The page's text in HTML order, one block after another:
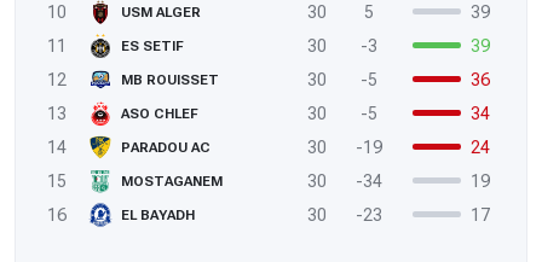
10
USM ALGER 30 5
39
11
ES SETIF 30 -3
39
12
MB ROUISSET 30 -5
36
13
ASO CHLEF 30 -5
34
14
PARADOU AC 30 -19
24
15
MOSTAGANEM 30 -34
19
16
EL BAYADH 30 -23 17